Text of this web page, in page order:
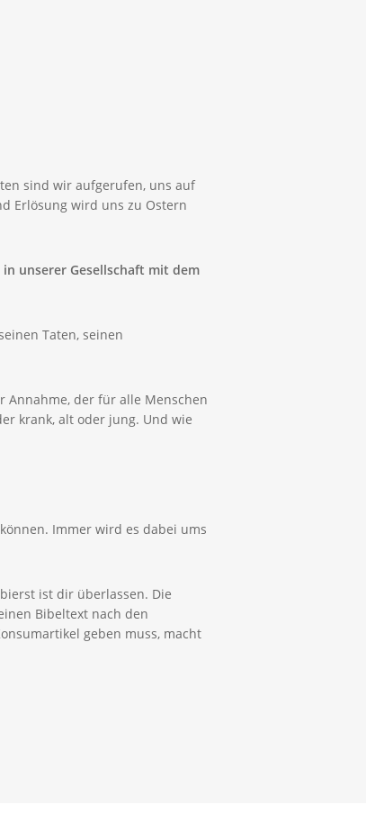
sind wir aufgerufen, uns auf
Erlösung wird uns zu Ostern
in unserer Gesellschaft mit dem
Taten, seinen
Annahme, der für alle Menschen
krank, alt oder jung. Und wie
Immer wird es dabei ums
ist dir überlassen. Die
Bibeltext nach den
geben muss, macht